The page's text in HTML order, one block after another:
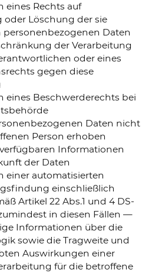
eines Rechts auf
Löschung der sie
personenbezogenen Daten
der Verarbeitung
oder eines
gegen diese
eines Beschwerderechts bei
Daten nicht
Person erhoben
Informationen
der Daten
einer automatisierten
einschließlich
Artikel 22 Abs.1 und 4 DS-
in diesen Fällen —
Informationen über die
sowie die Tragweite und
Auswirkungen einer
für die betroffene